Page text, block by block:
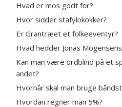
Hvad er mos godt for?
Hvor sidder stafylokokker?
Er Grantræet et folkeeventyr?
Hvad hedder Jonas
Kan man være ordblind på et
andet?
Hvornår skal man bruge
Hvordan regner man 5%?